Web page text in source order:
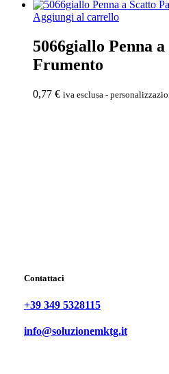
Aggiungi al carrello
5066giallo Penna
Frumento
0,77 € iva esclusa -
Contattaci
+39 349 5328115
info@soluzionemktg.it